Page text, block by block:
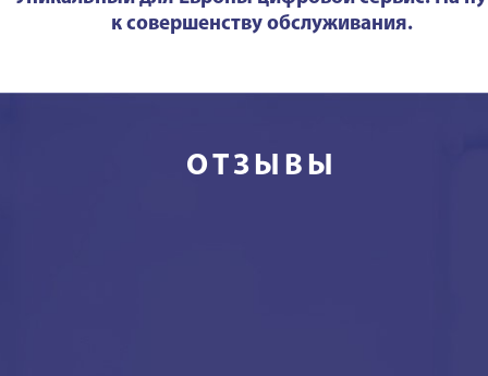
к совершенству обслуживания.
ОТЗЫВЫ